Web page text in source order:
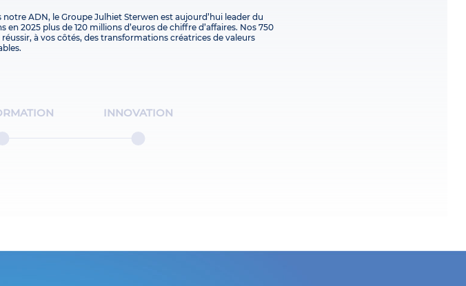
ADN, le Groupe Julhiet Sterwen est aujourd’hui leader du
2025 plus de 120 millions d’euros de chiffre d’affaires. Nos 750
à vos côtés, des transformations créatrices de valeurs
INNOVATION